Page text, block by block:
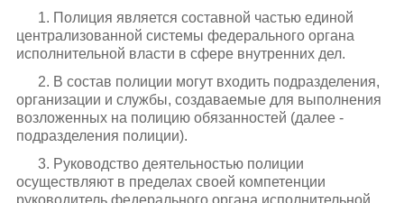
1. Полиция является составной частью единой
централизованной системы федерального органа
исполнительной власти в сфере внутренних дел.
2. В состав полиции могут входить подразделения,
организации и службы, создаваемые для выполнения
возложенных на полицию обязанностей (далее -
подразделения полиции).
3. Руководство деятельностью полиции
осуществляют в пределах своей компетенции
руководитель федерального органа исполнительной